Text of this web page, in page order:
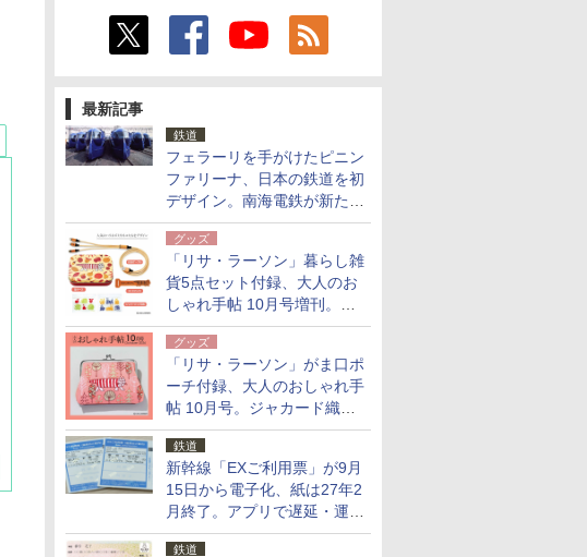
最新記事
鉄道
フェラーリを手がけたピニン
ファリーナ、日本の鉄道を初
デザイン。南海電鉄が新たな
「空港特急」をなにわ筋線へ
導入
グッズ
「リサ・ラーソン」暮らし雑
貨5点セット付録、大人のお
しゃれ手帖 10月号増刊。
USBケーブルや缶ケースなど
グッズ
「リサ・ラーソン」がま口ポ
ーチ付録、大人のおしゃれ手
帖 10月号。ジャカード織の
北欧猫デザイン
鉄道
新幹線「EXご利用票」が9月
15日から電子化、紙は27年2
月終了。アプリで遅延・運休
も確認可能に
鉄道